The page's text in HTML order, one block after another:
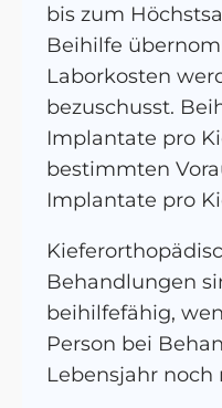
bis zum
Beihilfe
Laborkosten
bezuschusst.
Implantate pro
bestimmten
Implantate pro
Behandlungen
beihilfefähig,
Person bei
Lebensjahr